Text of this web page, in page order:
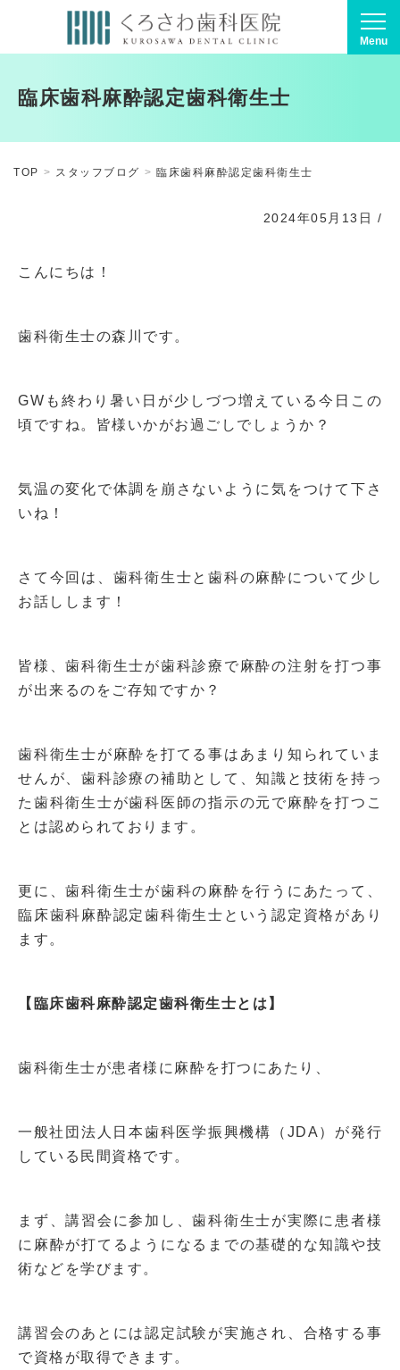
Menu
臨床歯科麻酔認定歯科衛生士
TOP スタッフブログ 臨床歯科麻酔認定歯科衛生士
2024年05月13日 /
こんにちは！
歯科衛生士の森川です。
GW も終わり暑い日が少しづつ増えている今日この
頃ですね。皆様いかがお過ごしでしょうか？
気温の変化で体調を崩さないように気をつけて下さ
いね！
さて今回は、歯科衛生士と歯科の麻酔について少し
お話しします！
皆様、歯科衛生士が歯科診療で麻酔の注射を打つ事
が出来るのをご存知ですか？
歯科衛生士が麻酔を打てる事はあまり知られていま
せんが、歯科診療の補助として、知識と技術を持っ
た歯科衛生士が歯科医師の指示の元で麻酔を打つこ
とは認められております。
更に、歯科衛生士が歯科の麻酔を行うにあたって、
臨床歯科麻酔認定歯科衛生士という認定資格があり
ます。
【臨床歯科麻酔認定歯科衛生士とは 】
歯科衛生士が患者様に麻酔を打つにあたり、
一般社団法人日本歯科医学振興機構（ JDA ）が発行
している民間資格です。
まず、講習会に参加し、歯科衛生士が実際に患者様
に麻酔が打てるようになるまでの基礎的な知識や技
術などを学びます。
講習会のあとには認定試験が実施され、合格する事
で資格が取得できます。